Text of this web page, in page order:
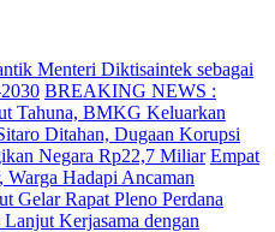
Menteri Diktisaintek sebagai
BREAKING NEWS :
Tahuna, BMKG Keluarkan
Ditahan, Dugaan Korupsi
Negara Rp22,7 Miliar Empat
Hadapi Ancaman
Rapat Pleno Perdana
Kerjasama dengan